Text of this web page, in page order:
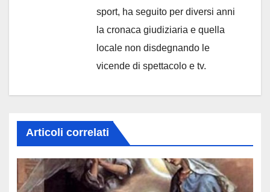
sport, ha seguito per diversi anni
la cronaca giudiziaria e quella
locale non disdegnando le
vicende di spettacolo e tv.
Articoli correlati